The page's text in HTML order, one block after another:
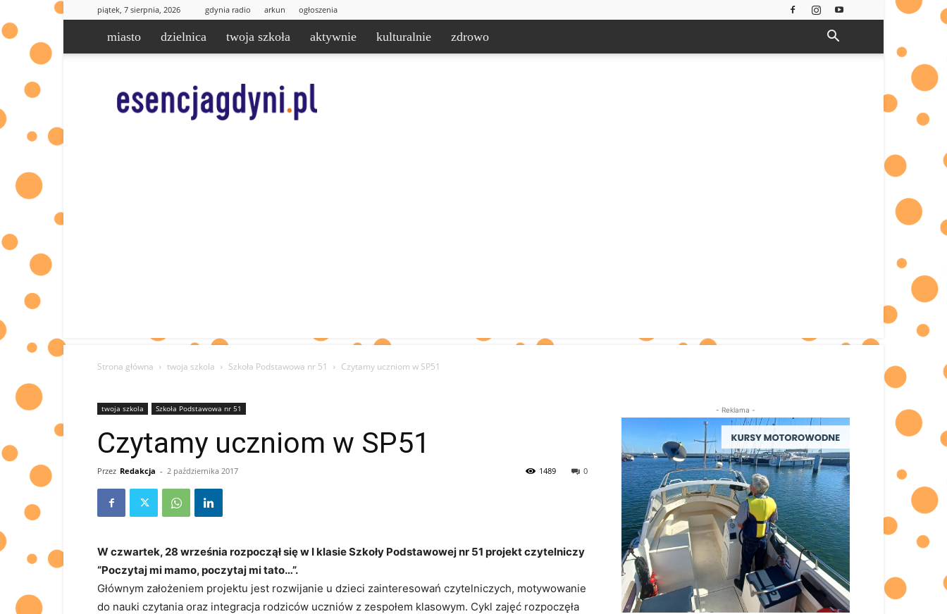
piątek, 7 sierpnia, 2026 gdynia radio arkun ogłoszenia
miasto dzielnica twoja szkoła aktywnie kulturalnie zdrowo
|
informacje
Strona główna twoja szkola Szkoła Podstawowa nr 51 Czytamy uczniom w SP51
twoja szkola Szkoła Podstawowa nr 51
Czytamy uczniom w SP51
Przez Redakcja - 2 października 2017 0
1489
W czwartek, 28 września rozpoczął się w I klasie Szkoły Podstawowej nr 51 projekt czytelniczy
“Poczytaj mi mamo, poczytaj mi tato…”.
Głównym założeniem projektu jest rozwijanie u dzieci zainteresowań czytelniczych, motywowanie
do nauki czytania oraz integracja rodziców uczniów z zespołem klasowym. Cykl zajęć rozpoczęła
- Reklama -